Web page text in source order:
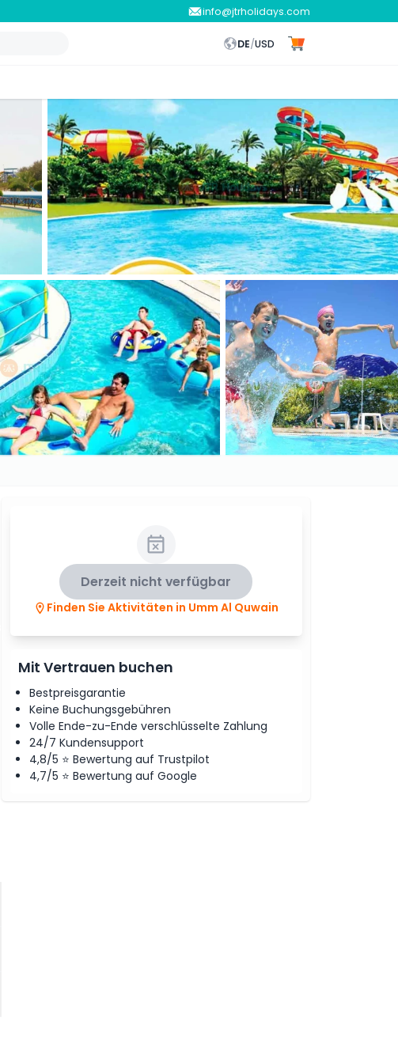
info@jtrholidays.com
DE/USD
Derzeit nicht verfügbar
Finden Sie Aktivitäten in Umm Al Quwain
Mit Vertrauen buchen
Bestpreisgarantie
Keine Buchungsgebühren
Volle Ende-zu-Ende verschlüsselte Zahlung
24/7 Kundensupport
4,8/5 ⭐ Bewertung auf Trustpilot
4,7/5 ⭐ Bewertung auf Google